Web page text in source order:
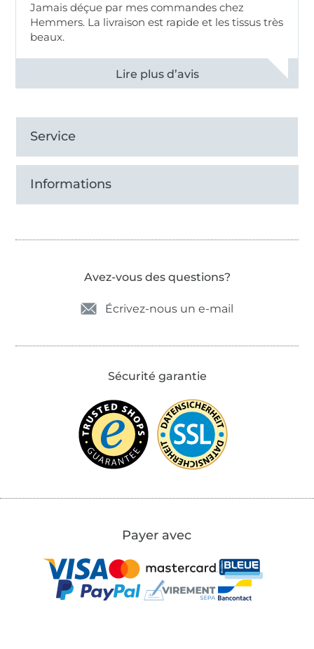
Jamais déçue par mes commandes chez
Hemmers. La livraison est rapide et les tissus très
beaux.
Voir tous les 11495 commentaires
Service
Informations
Avez-vous des questions?
Écrivez-nous un e-mail
Sécurité garantie
Payer avec